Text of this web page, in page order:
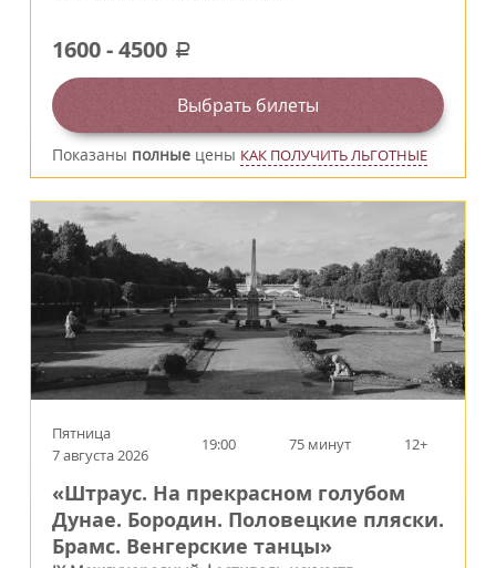
1600-4500 a
Выбрать билеты
Показаны полные цены КАК ПОЛУЧИТЬ ЛЬГОТНЫЕ
Пятница
7 августа 2026
19:00 75 минут 12+
«Штраус. На прекрасном голубом
Дунае. Бородин. Половецкие пляски.
Брамс. Венгерские танцы»